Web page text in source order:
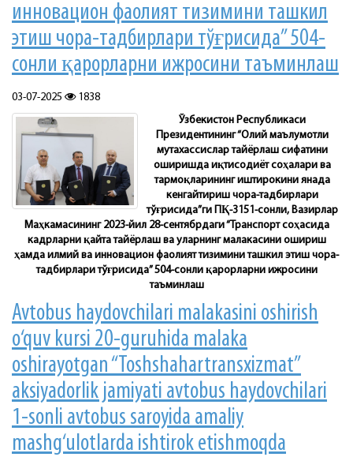
инновацион фаолият тизимини ташкил
этиш чора-тадбирлари тўғрисида” 504-
сонли қарорларни ижросини таъминлаш
03-07-2025
1838
Ўзбекистон Республикаси
Президентининг “Олий маълумотли
мутахассислар тайёрлаш сифатини
оширишда иқтисодиёт соҳалари ва
тармоқларининг иштирокини янада
кенгайтириш чора-тадбирлари
тўғрисида”ги ПҚ-3151-сонли, Вазирлар
Маҳкамасининг 2023-йил 28-сентябрдаги “Транспорт соҳасида
кадрларни қайта тайёрлаш ва уларнинг малакасини ошириш
ҳамда илмий ва инновацион фаолият тизимини ташкил этиш чора-
тадбирлари тўғрисида” 504-сонли қарорларни ижросини
таъминлаш
Avtobus haydovchilari malakasini oshirish
o‘quv kursi 20-guruhida malaka
oshirayotgan “Toshshahartransxizmat”
aksiyadorlik jamiyati avtobus haydovchilari
1-sonli avtobus saroyida amaliy
mashg‘ulotlarda ishtirok etishmoqda